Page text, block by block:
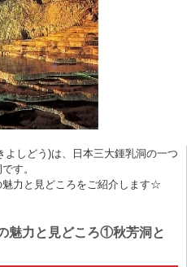
しどう)は、日本三大鍾乳洞の一つ
す。
力と見どころをご紹介します☆
魅力と見どころ①秋芳洞と